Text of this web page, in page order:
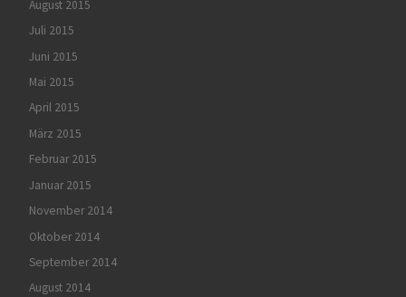
August 2015
Juli 2015
Juni 2015
Mai 2015
April 2015
März 2015
Februar 2015
Januar 2015
November 2014
Oktober 2014
September 2014
August 2014